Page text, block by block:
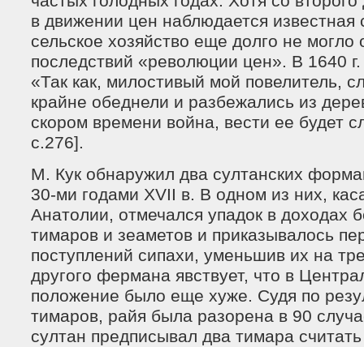
в движении цен наблюдается известная
сельское хозяйство еще долго не могло
последствий «революции цен». В 1640
«Так как, милостивый мой повелитель,
крайне обеднели и разбежались из
скором времени война, вести ее будет
c.276].
М. Кук обнаружил два султанских
30-ми годами XVII в. В одном из них,
Анатолии, отмечался упадок в доходах
тимаров и зеаметов и приказывалось
поступлений сипахи, уменьшив их на
другого фермана явствует, что в
положение было еще хуже. Судя по
тимаров, райя была разорена в 90
султан предписывал два тимара